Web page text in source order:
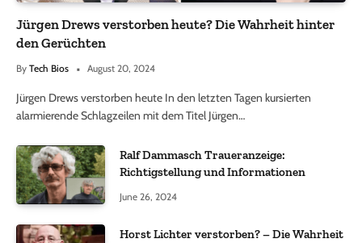
Jürgen Drews verstorben heute? Die Wahrheit hinter
den Gerüchten
By Tech Bios August 20, 2024
Jürgen Drews verstorben heute In den letzten Tagen kursierten
alarmierende Schlagzeilen mit dem Titel Jürgen…
Ralf Dammasch Traueranzeige:
Richtigstellung und Informationen
June 26, 2024
Horst Lichter verstorben? – Die Wahrheit